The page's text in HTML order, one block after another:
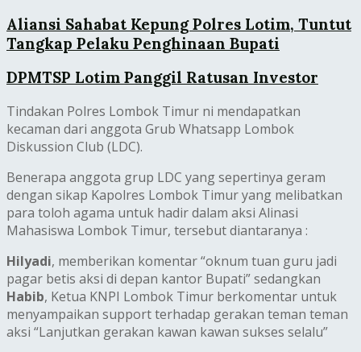
Aliansi Sahabat Kepung Polres Lotim, Tuntut
Tangkap Pelaku Penghinaan Bupati
DPMTSP Lotim Panggil Ratusan Investor
Tindakan Polres Lombok Timur ni mendapatkan
kecaman dari anggota Grub Whatsapp Lombok
Diskussion Club (LDC).
Benerapa anggota grup LDC yang sepertinya geram
dengan sikap Kapolres Lombok Timur yang melibatkan
para toloh agama untuk hadir dalam aksi Alinasi
Mahasiswa Lombok Timur, tersebut diantaranya :
Hilyadi, memberikan komentar “oknum tuan guru jadi
pagar betis aksi di depan kantor Bupati” sedangkan
Habib, Ketua KNPI Lombok Timur berkomentar untuk
menyampaikan support terhadap gerakan teman teman
aksi “Lanjutkan gerakan kawan kawan sukses selalu”